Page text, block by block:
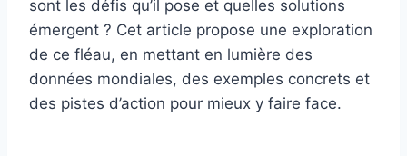
sont les défis qu’il pose et quelles solutions
émergent ? Cet article propose une exploration
de ce fléau, en mettant en lumière des
données mondiales, des exemples concrets et
des pistes d’action pour mieux y faire face.